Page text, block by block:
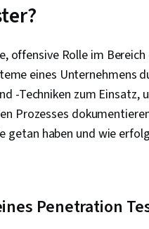
Vorfälle,
Präsenz,
Daten-Ethik,
Künstliche
Netzwerk-
offensive Rolle im
eines Unternehmens
-Techniken zum Einsatz,
Prozesses
getan haben und wie
Penetration